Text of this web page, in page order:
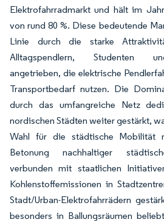
Elektrofahrradmarkt und hält im
von rund 80 %. Diese bedeutende
Linie durch die starke
Alltagspendlern, Studenten
angetrieben, die elektrische
Transportbedarf nutzen. Die
durch das umfangreiche Netz
nordischen Städten weiter gestärkt,
Wahl für die städtische Mobilität
Betonung nachhaltiger
verbunden mit staatlichen
Kohlenstoffemissionen in
Stadt/Urban-Elektrofahrrädern
besonders in Ballungsräumen